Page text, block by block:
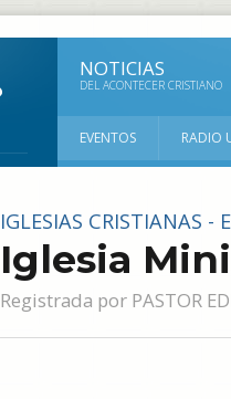
NOTICIAS
DEL ACONTECER CRISTIANO
EVENTOS RADIO
IGLESIAS CRISTIANAS -
Iglesia
Registrada por PASTOR